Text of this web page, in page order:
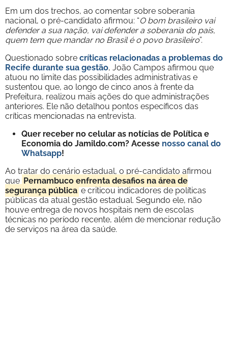
Em um dos trechos, ao comentar sobre soberania
nacional, o pré-candidato afirmou: “O bom brasileiro vai
defender a sua nação, vai defender a soberania do país,
quem tem que mandar no Brasil é o povo brasileiro”.
Questionado sobre críticas relacionadas a problemas do
Recife durante sua gestão, João Campos afirmou que
atuou no limite das possibilidades administrativas e
sustentou que, ao longo de cinco anos à frente da
Prefeitura, realizou mais ações do que administrações
anteriores. Ele não detalhou pontos específicos das
críticas mencionadas na entrevista.
Quer receber no celular as notícias de Política e
Economia do Jamildo.com? Acesse nosso canal do
Whatsapp!
Ao tratar do cenário estadual, o pré-candidato afirmou
que Pernambuco enfrenta desafios na área de
segurança públicae criticou indicadores de políticas
públicas da atual gestão estadual. Segundo ele, não
houve entrega de novos hospitais nem de escolas
técnicas no período recente, além de mencionar redução
de serviços na área da saúde.